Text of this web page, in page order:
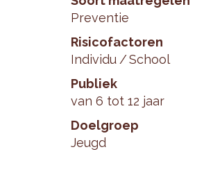
Preventie
Risicofactoren
Individu
School
Publiek
van 6 tot 12 jaar
Doelgroep
Jeugd